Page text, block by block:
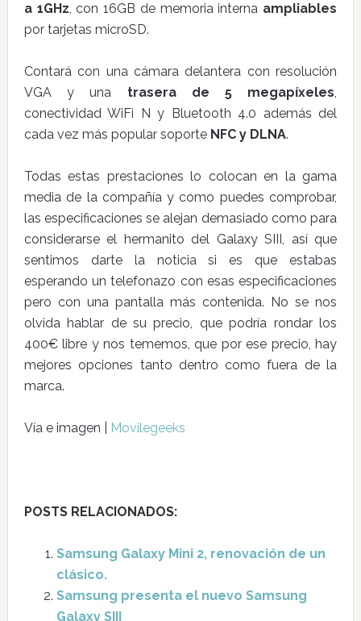
a 1GHz, con 16GB de memoria interna ampliables
por tarjetas microSD.
Contará con una cámara delantera con resolución
VGA y una trasera de 5 megapíxeles,
conectividad WiFi N y Bluetooth 4.0 además del
cada vez más popular soporte NFC y DLNA.
Todas estas prestaciones lo colocan en la gama
media de la compañía y como puedes comprobar,
las especificaciones se alejan demasiado como para
considerarse el hermanito del Galaxy SIII, así que
sentimos darte la noticia si es que estabas
esperando un telefonazo con esas especificaciones
pero con una pantalla más contenida. No se nos
olvida hablar de su precio, que podría rondar los
400€ libre y nos tememos, que por ese precio, hay
mejores opciones tanto dentro como fuera de la
marca.
Vía e imagen | Movilegeeks
POSTS RELACIONADOS:
Samsung Galaxy Mini 2, renovación de un
clásico.
Samsung presenta el nuevo Samsung
Galaxy SIII